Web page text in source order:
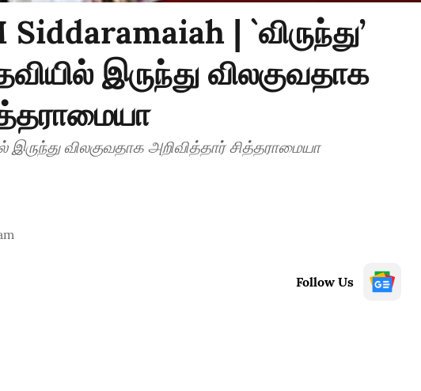
| `விருந்து’
இருந்து விலகுவதாக
`விருந்து’ வைத்து CM பதவியில் இருந்து விலகுவதாக அறிவித்தார் சித்தராமையா
Follow Us